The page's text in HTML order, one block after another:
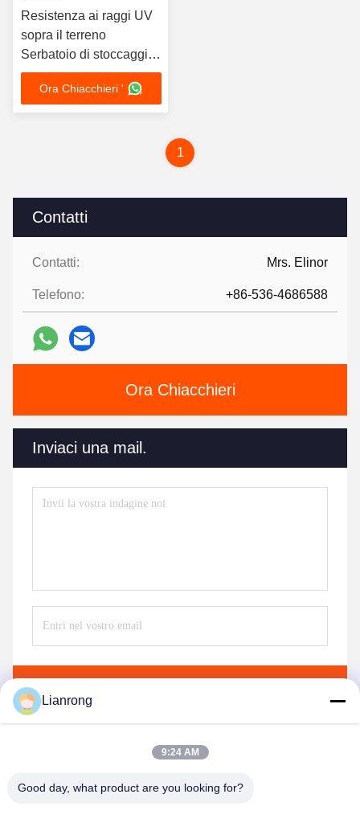
Contatti
Contatti: Mrs. Elinor
Telefono: +86-536-4686588
Ora Chiacchieri
Inviaci una mail.
Resistenza ai raggi UV
sopra il terreno
Serbatoio di stoccaggio
in fibra di vetro per
soluzioni di stoccaggio
versatili
Ora Chiacchieri '
1
Lianrong
9:24 AM
Good day, what product are you looking for?